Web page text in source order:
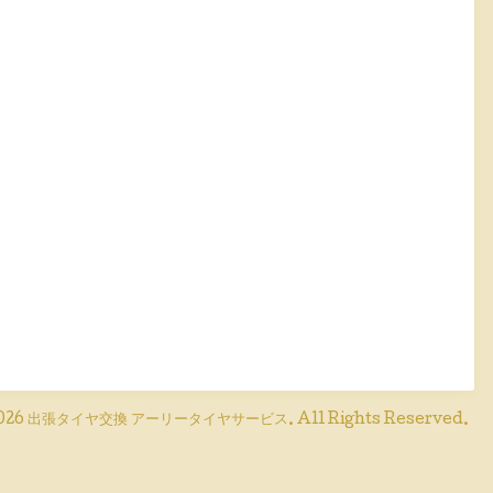
出張タイヤ交換 アーリータイヤサービス . All Rights Reserved.